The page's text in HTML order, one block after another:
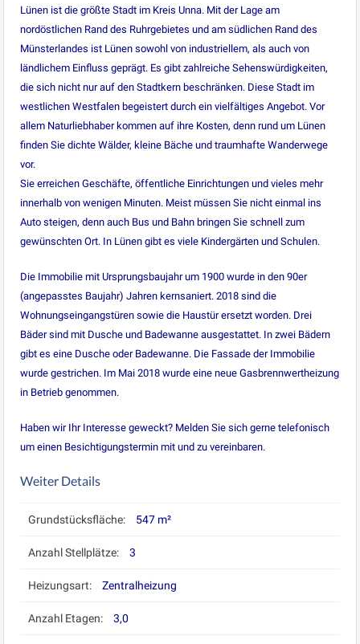
Lünen ist die größte Stadt im Kreis Unna. Mit der Lage am
nordöstlichen Rand des Ruhrgebietes und am südlichen Rand des
Münsterlandes ist Lünen sowohl von industriellem, als auch von
ländlichem Einfluss geprägt. Es gibt zahlreiche Sehenswürdigkeiten,
die sich nicht nur auf den Stadtkern beschränken. Diese Stadt im
westlichen Westfalen begeistert durch ein vielfältiges Angebot. Vor
allem Naturliebhaber kommen auf ihre Kosten, denn rund um Lünen
finden Sie dichte Wälder, kleine Bäche und traumhafte Wanderwege
vor.
Sie erreichen Geschäfte, öffentliche Einrichtungen und vieles mehr
innerhalb von wenigen Minuten. Meist müssen Sie nicht einmal ins
Auto steigen, denn auch Bus und Bahn bringen Sie schnell zum
gewünschten Ort. In Lünen gibt es viele Kindergärten und Schulen.
Die Immobilie mit Ursprungsbaujahr um 1900 wurde in den 90er
(angepasstes Baujahr) Jahren kernsaniert. 2018 sind die
Wohnungseingangstüren sowie die Haustür ersetzt worden. Drei
Bäder sind mit Dusche und Badewanne ausgestattet. In zwei Bädern
gibt es eine Dusche oder Badewanne. Die Fassade der Immobilie
wurde gestrichen. Im Mai 2018 wurde eine neue Gasbrennwertheizung
in Betrieb genommen.
Haben wir Ihr Interesse geweckt? Melden Sie sich gerne telefonisch
um einen Besichtigungstermin mit und zu vereinbaren.
Weiter Details
Grundstücksfläche: 547 m²
Anzahl Stellplätze: 3
Heizungsart: Zentralheizung
Anzahl Etagen: 3,0